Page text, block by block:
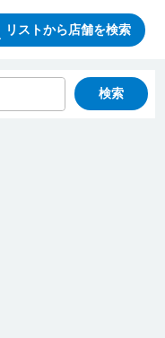
リストから店舗を検索
検索